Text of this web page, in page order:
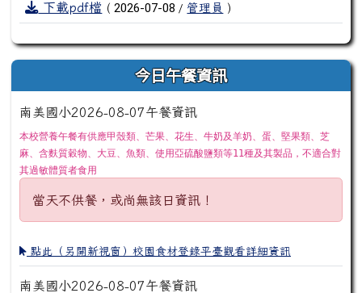
下載pdf檔 ( 2026-07-08 / 管理員 )
今日午餐資訊
南美國小2026-08-07午餐資訊
本校營養午餐有供應甲殼類、芒果、花生、牛奶及羊奶、蛋、堅果類、芝
麻、含麩質穀物、大豆、魚類、使用亞硫酸鹽類等11種及其製品，不適合對
其過敏體質者食用
當天不供餐，或尚無該日資訊！
點此（另開新視窗）校園食材登錄平臺觀看詳細資訊
南美國小2026-08-07午餐資訊